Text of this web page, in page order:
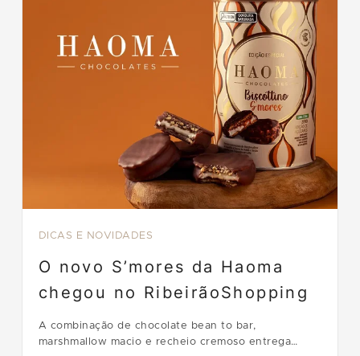
DICAS E NOVIDADES
O novo S’mores da Haoma
chegou no RibeirãoShopping
A combinação de chocolate bean to bar,
marshmallow macio e recheio cremoso entrega